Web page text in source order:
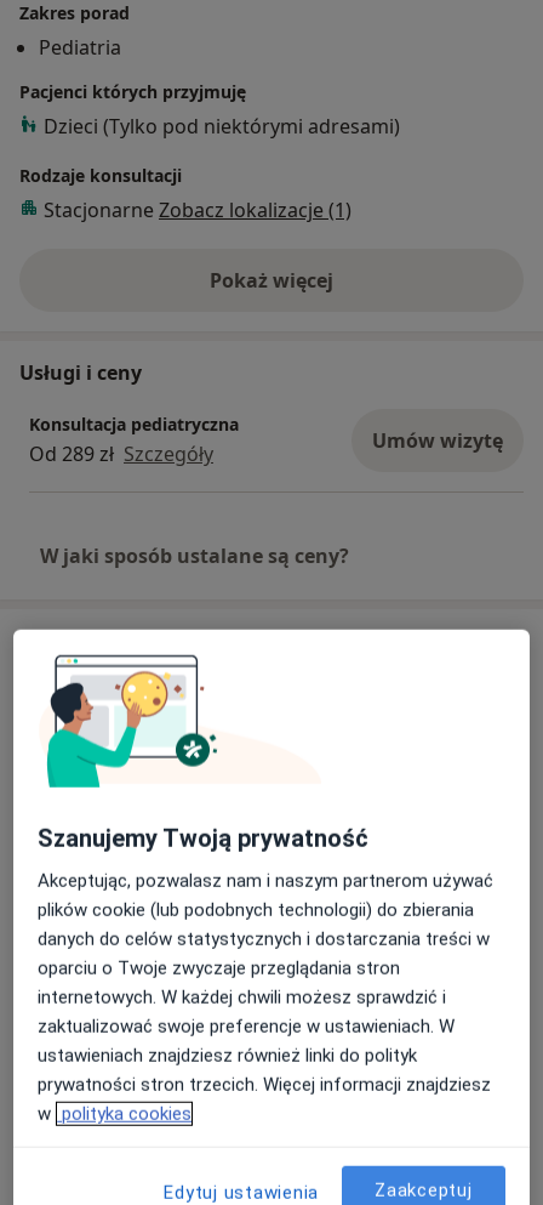
Rozwijam swoją praktykę medyczną, współpracując
zarówno z publicznymi poradniami pediatrycznymi,
Oddziałem Pediatrii w Szpitalu Miejskim w Tychach, jak
i w ramach prywatnych konsultacji pediatrycznych.
Nieustannie poszerzam swoją wiedzę i umiejętności,
uczestnicząc regularnie w konferencjach i szkoleniach.
Uwielbiam pracować z dziećmi i odnajduję ogromną
medycznej. Dodatkowo, chętnie udzielam porad w
Zakres porad
Pediatria
Pacjenci których przyjmuję
Dzieci (Tylko pod niektórymi adresami)
Rodzaje konsultacji
Stacjonarne Zobacz lokalizacje (1)
Pokaż więcejo doświadczeniu
Usługi i ceny
Konsultacja pediatryczna
Od 289 zł Szczegóły Umów wizytę
W jaki sposób ustalane są ceny?
Adres 1 Adres 2
Centrum Medyczne Grupa LUX MED –
Katowice, ul. Sowińskiego 46
ul. Sowińskiego 46,40-018Katowice
Powiększ mapęotwiera się w nowej karcie
Dostępność
Pokaż kalendarz
Metody płatności (wizyty prywatne)
Szanujemy Twoją prywatność
Akceptując, pozwalasz nam i naszym partnerom używać
plików cookie (lub podobnych technologii) do zbierania
danych do celów statystycznych i dostarczania treści w
oparciu o Twoje zwyczaje przeglądania stron
internetowych. W każdej chwili możesz sprawdzić i
zaktualizować swoje preferencje w ustawieniach. W
ustawieniach znajdziesz również linki do polityk
prywatności stron trzecich. Więcej informacji znajdziesz
w polityka cookies
Edytuj ustawienia Zaakceptuj